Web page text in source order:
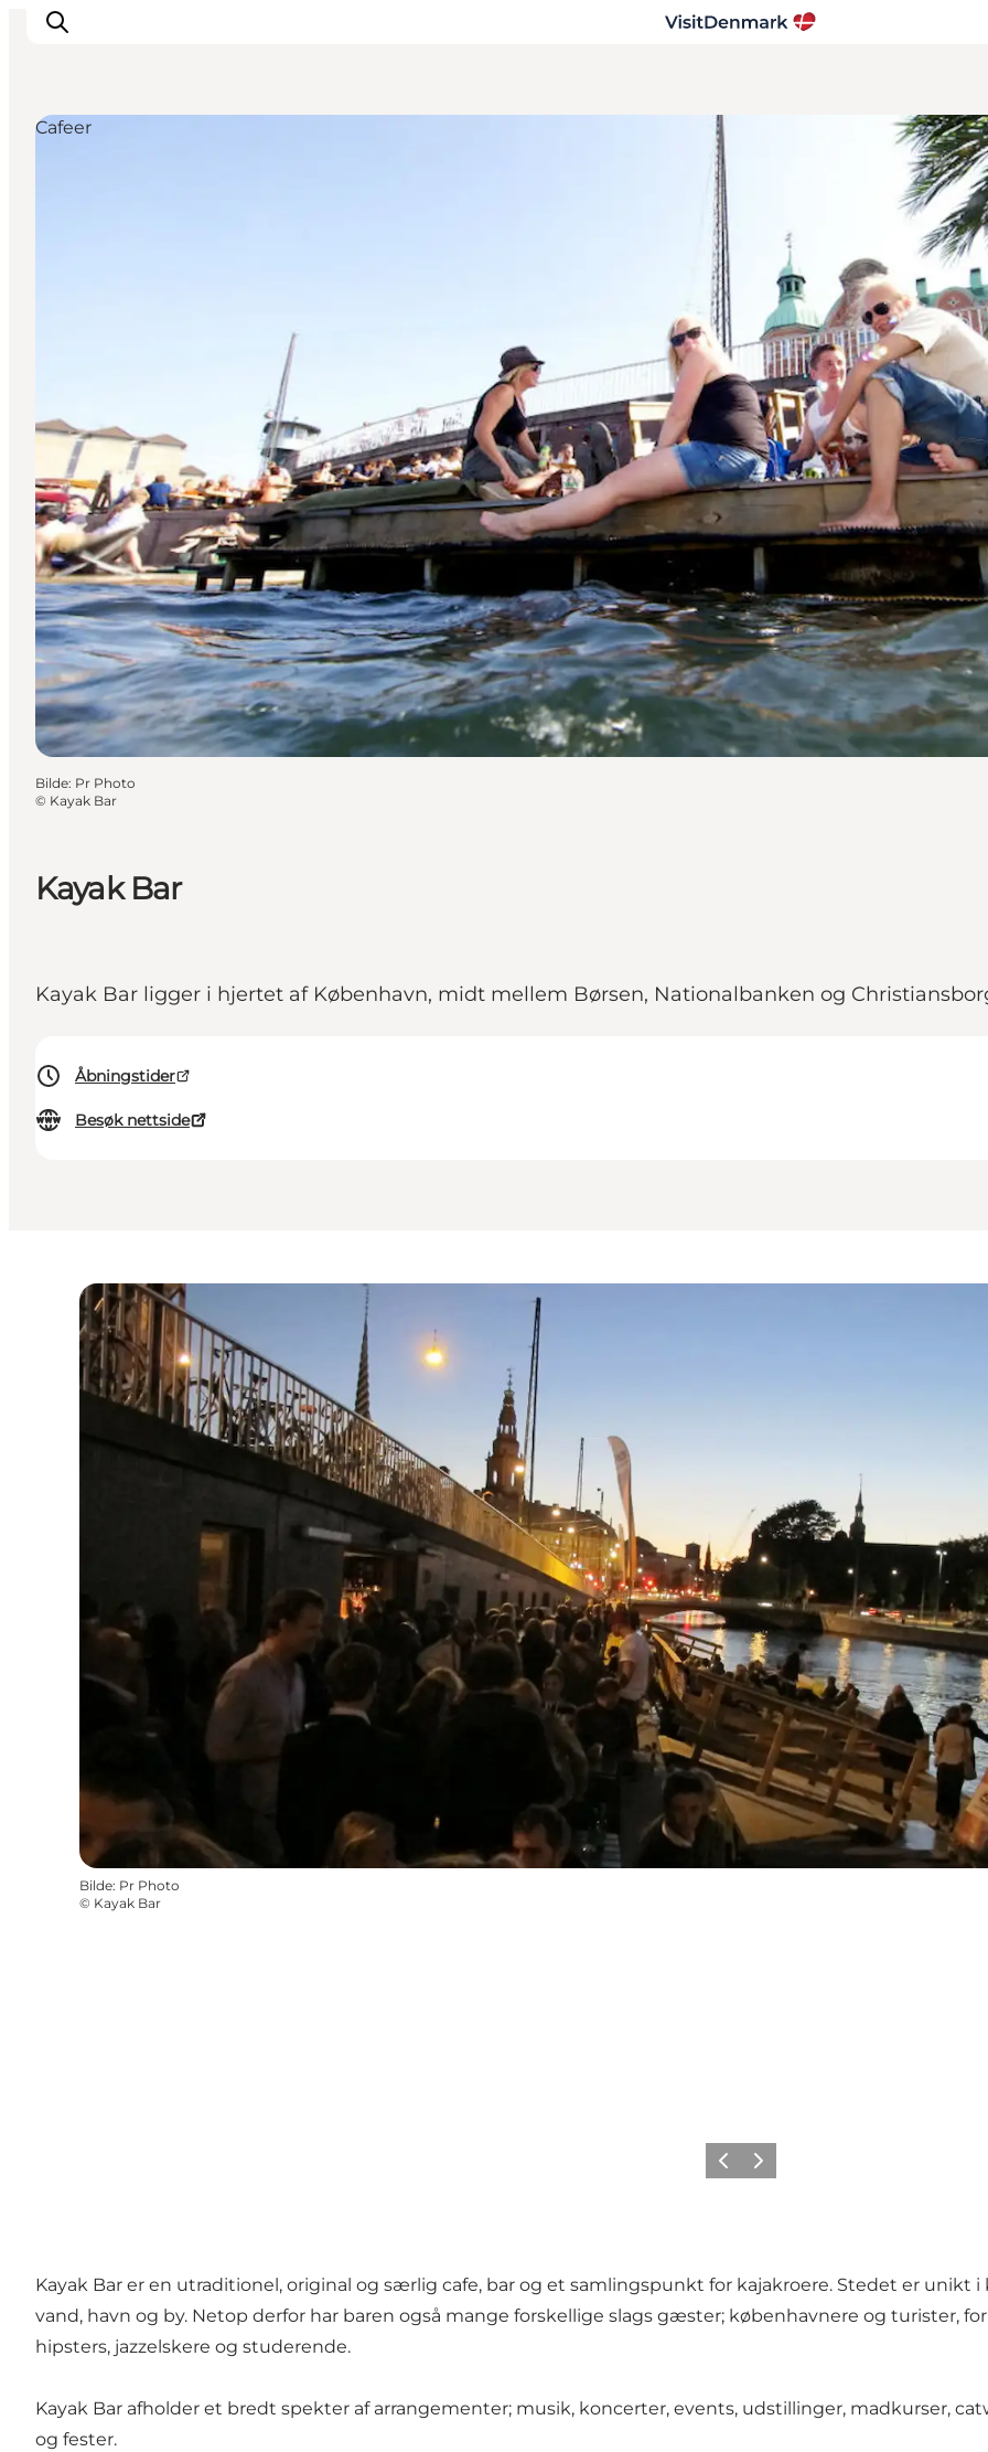
Kayak Bar
Kayak Bar ligger i hjertet af København, midt mellem Børsen, Nationalbanken og
Åbningstider
Besøk nettside
Cafeer
Bilde: Pr Photo
© Kayak Bar
Bilde: Pr Photo
© Kayak Bar
ForrigeNeste
Kayak Bar er en utraditionel, original og særlig cafe, bar og et samlingspunkt for kajakroere. Stedet er unikt
vand, havn og by. Netop derfor har baren også mange forskellige slags gæster; københavnere og turister,
hipsters, jazzelskere og studerende.
Kayak Bar afholder et bredt spekter af arrangementer; musik, koncerter, events, udstillinger, madkurser,
og fester.